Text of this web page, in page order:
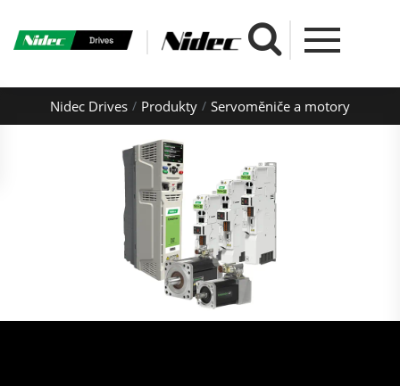
Nidec Drives Produkty Servoměniče a motory